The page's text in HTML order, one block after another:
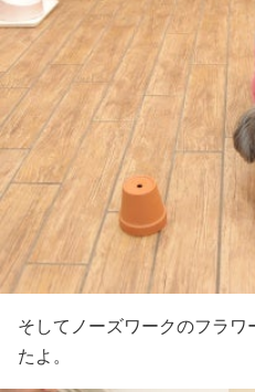
そしてノーズワークのフラ
たよ。